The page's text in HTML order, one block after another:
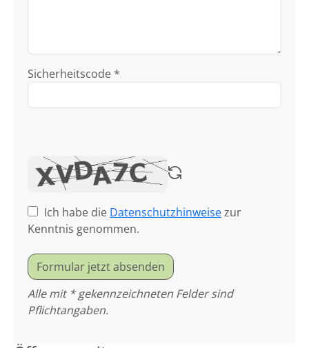
Sicherheitscode *
Ich habe die Datenschutzhinweisezur
Kenntnis genommen.
Formular jetzt absenden
Alle mit * gekennzeichneten Felder sind
Pflichtangaben.